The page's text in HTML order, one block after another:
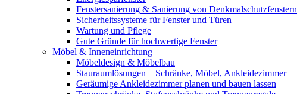
Fenstersanierung & Sanierung von Denkmalschutzfenstern
Sicherheitssysteme für Fenster und Türen
Wartung und Pflege
Gute Gründe für hochwertige Fenster
Möbel & Inneneinrichtung
Möbeldesign & Möbelbau
Stauraumlösungen – Schränke, Möbel, Ankleidezimmer
Geräumige Ankleidezimmer planen und bauen lassen